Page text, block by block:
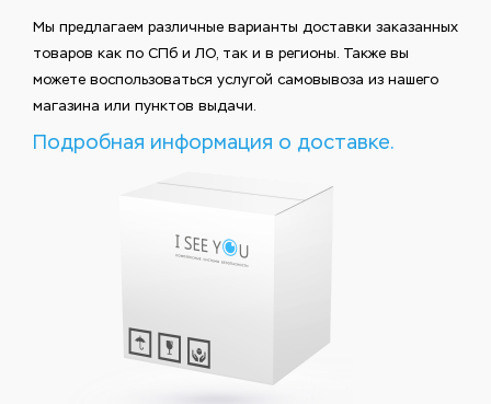
Мы предлагаем различные варианты доставки заказанных
товаров как по СПб и ЛО, так и в регионы. Также вы
можете воспользоваться услугой самовывоза из нашего
магазина или пунктов выдачи.
Подробная информация о доставке.